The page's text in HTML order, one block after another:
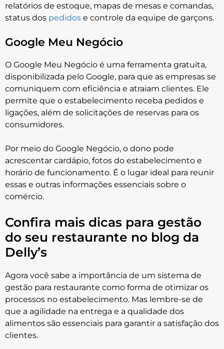
relatórios de estoque, mapas de mesas e comandas,
status dos pedidos e controle da equipe de garçons.
Google Meu Negócio
O Google Meu Negócio é uma ferramenta gratuita,
disponibilizada pelo Google, para que as empresas se
comuniquem com eficiência e atraiam clientes. Ele
permite que o estabelecimento receba pedidos e
ligações, além de solicitações de reservas para os
consumidores.
Por meio do Google Negócio, o dono pode
acrescentar cardápio, fotos do estabelecimento e
horário de funcionamento. É o lugar ideal para reunir
essas e outras informações essenciais sobre o
comércio.
Confira mais dicas para gestão
do seu restaurante no blog da
Delly’s
Agora você sabe a importância de um sistema de
gestão para restaurante como forma de otimizar os
processos no estabelecimento. Mas lembre-se de
que a agilidade na entrega e a qualidade dos
alimentos são essenciais para garantir a satisfação dos
clientes.